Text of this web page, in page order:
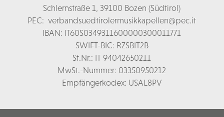
Schlernstraße 1, 39100 Bozen (Südtirol)
PEC: verbandsuedtirolermusikkapellen@pec.it
IBAN: IT60S0349311600000300011771
SWIFT-BIC: RZSBIT2B
St.Nr.: IT 94042650211
MwSt.-Nummer: 03350950212
Empfängerkodex: USAL8PV